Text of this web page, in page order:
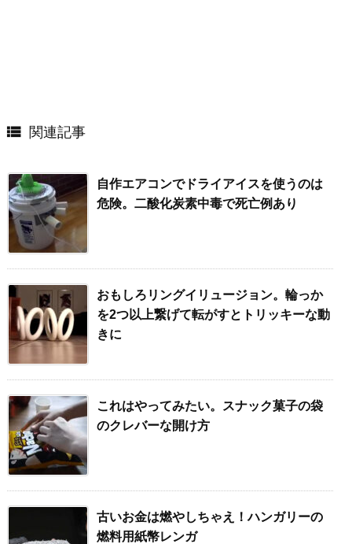
 関連記事
自作エアコンでドライアイスを使うのは
危険。二酸化炭素中毒で死亡例あり
おもしろリングイリュージョン。輪っか
を2つ以上繋げて転がすとトリッキーな動
きに
これはやってみたい。スナック菓子の袋
のクレバーな開け方
古いお金は燃やしちゃえ！ハンガリーの
燃料用紙幣レンガ